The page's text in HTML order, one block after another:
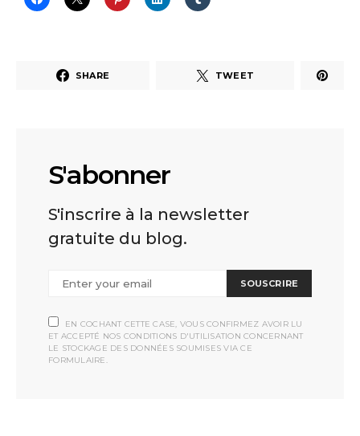
SHARE TWEET
S'abonner
S'inscrire à la newsletter
gratuite du blog.
SOUSCRIRE
EN COCHANT CETTE CASE, VOUS CONFIRMEZ AVOIR LU
ET ACCEPTÉ NOS CONDITIONS D'UTILISATION CONCERNANT
LE STOCKAGE DES DONNÉES SOUMISES VIA CE
FORMULAIRE.